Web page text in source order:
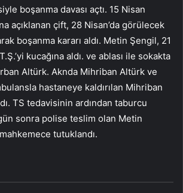
boşanma davası açtı. 15 Nisan
açıklanan çift, 28 Nisan’da görülecek
boşanma kararı aldı. Metin Şengil, 21
kucağına aldı. ve ablası ile sokakta
Altürk. Aknda Mihriban Altürk ve
hastaneye kaldırılan Mihriban
TS tedavisinin ardından taburcu
sonra polise teslim olan Metin
mahkemece tutuklandı.